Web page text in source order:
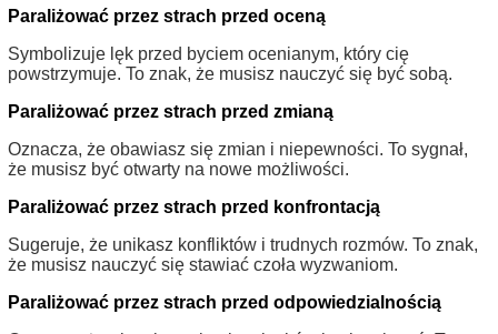
Paraliżować przez strach przed oceną
Symbolizuje lęk przed byciem ocenianym, który cię
powstrzymuje. To znak, że musisz nauczyć się być sobą.
Paraliżować przez strach przed zmianą
Oznacza, że obawiasz się zmian i niepewności. To sygnał,
że musisz być otwarty na nowe możliwości.
Paraliżować przez strach przed konfrontacją
Sugeruje, że unikasz konfliktów i trudnych rozmów. To znak,
że musisz nauczyć się stawiać czoła wyzwaniom.
Paraliżować przez strach przed odpowiedzialnością